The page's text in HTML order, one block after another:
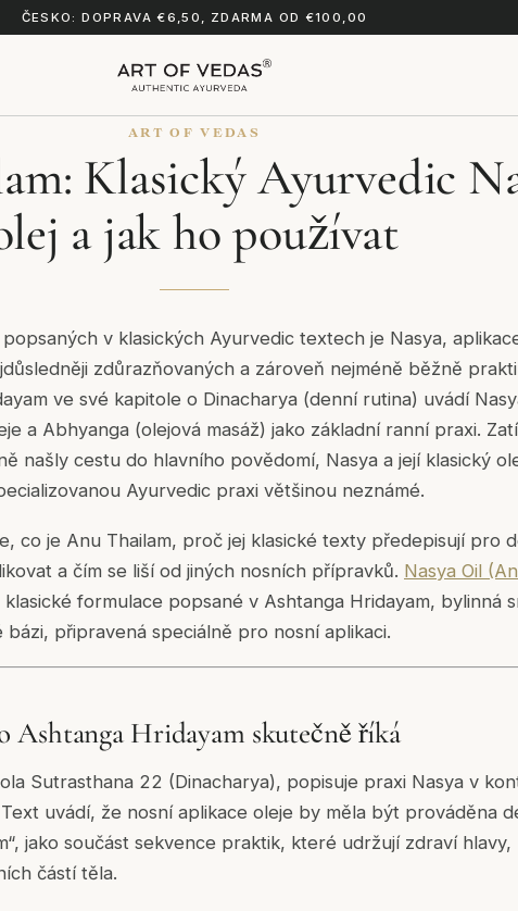
ČESKO: DOPRAVA €6,50, ZDARMA OD €100,00
ART OF VEDAS
Klasický Ayurvedic
a jak ho používat
v klasických Ayurvedic textech je Nasya,
zdůrazňovaných a zároveň nejméně běžně
ve své kapitole o Dinacharya (denní rutina) uvádí
a Abhyanga (olejová masáž) jako základní ranní praxi.
našly cestu do hlavního povědomí, Nasya a její klasický
Ayurvedic praxi většinou neznámé.
co je Anu Thailam, proč jej klasické texty předepisují pro
a čím se liší od jiných nosních přípravků. Nasya Oil
formulace popsané v Ashtanga Hridayam, bylinná
bázi, připravená speciálně pro nosní aplikaci.
Ashtanga Hridayam skutečně říká
Sutrasthana 22 (Dinacharya), popisuje praxi Nasya v
uvádí, že nosní aplikace oleje by měla být prováděna
jako součást sekvence praktik, které udržují zdraví hlavy,
částí těla.